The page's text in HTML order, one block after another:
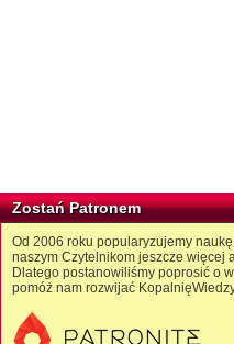
Zostań Patronem
Od 2006 roku popularyzujemy
naszym Czytelnikom jeszcze więcej
Dlatego postanowiliśmy poprosić o
pomóż nam rozwijać